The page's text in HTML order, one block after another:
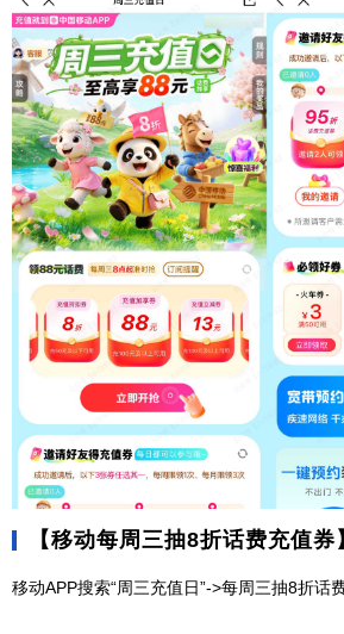
【移动每周三抽8折话费充值券
移动APP搜索“周三充值日”->每周三抽8折话